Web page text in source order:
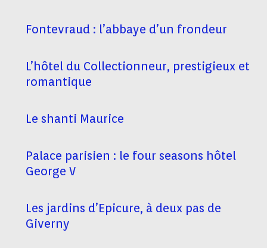
Fontevraud : l’abbaye d’un frondeur
L’hôtel du Collectionneur, prestigieux et
romantique
Le shanti Maurice
Palace parisien : le four seasons hôtel
George V
Les jardins d’Epicure, à deux pas de
Giverny